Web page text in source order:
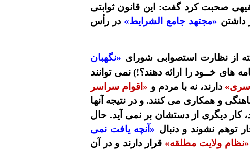
صحبت کرد گفت: این قانون ثوابتی
داشتن «مجتهد جامع الشرایط» در رأس
از نظارت استصوابی شورای «نگهبان
های خــود را ارائه دهند؟!) نمی توانند
دارند، نه با مردم و «اقوام سراسر
و همکاری می کنند. و در نتیجه آنها
کار دیگری از دستشان بر نمی آید. حال
توهم نشوند و دنبال «آنچه یافت نمی
«نظام ولایت مطلقه»قرار دارند و در آن